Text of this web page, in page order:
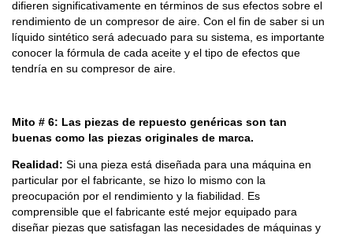
difieren significativamente en términos de sus efectos sobre el
rendimiento de un compresor de aire. Con el fin de saber si un
líquido sintético será adecuado para su sistema, es importante
conocer la fórmula de cada aceite y el tipo de efectos que
tendría en su compresor de aire.
Mito # 6: Las piezas de repuesto genéricas son tan
buenas como las piezas originales de marca.
Realidad: Si una pieza está diseñada para una máquina en
particular por el fabricante, se hizo lo mismo con la
preocupación por el rendimiento y la fiabilidad. Es
comprensible que el fabricante esté mejor equipado para
diseñar piezas que satisfagan las necesidades de máquinas y